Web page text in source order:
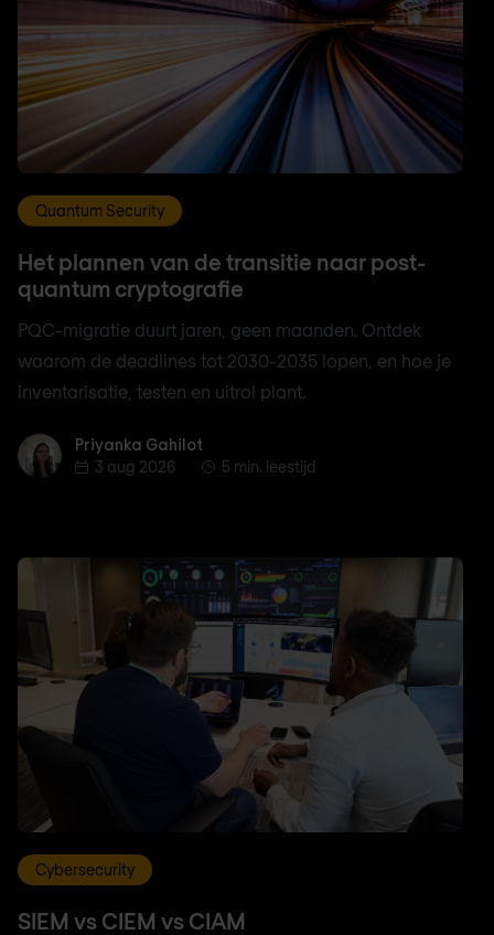
Quantum Security
Het plannen van de transitie naar post-
quantum cryptografie
PQC-migratie duurt jaren, geen maanden. Ontdek
waarom de deadlines tot 2030-2035 lopen, en hoe je
inventarisatie, testen en uitrol plant.
Priyanka Gahilot
Priyanka Gahilot
3 aug 2026
5 min. leestijd
Cybersecurity
SIEM vs CIEM vs CIAM